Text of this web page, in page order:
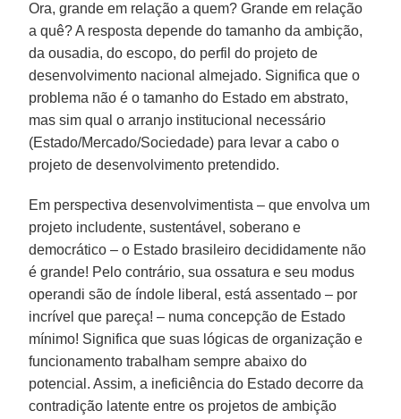
Ora, grande em relação a quem? Grande em relação
a quê? A resposta depende do tamanho da ambição,
da ousadia, do escopo, do perfil do projeto de
desenvolvimento nacional almejado. Significa que o
problema não é o tamanho do Estado em abstrato,
mas sim qual o arranjo institucional necessário
(Estado/Mercado/Sociedade) para levar a cabo o
projeto de desenvolvimento pretendido.
Em perspectiva desenvolvimentista – que envolva um
projeto includente, sustentável, soberano e
democrático – o Estado brasileiro decididamente não
é grande! Pelo contrário, sua ossatura e seu modus
operandi são de índole liberal, está assentado – por
incrível que pareça! – numa concepção de Estado
mínimo! Significa que suas lógicas de organização e
funcionamento trabalham sempre abaixo do
potencial. Assim, a ineficiência do Estado decorre da
contradição latente entre os projetos de ambição